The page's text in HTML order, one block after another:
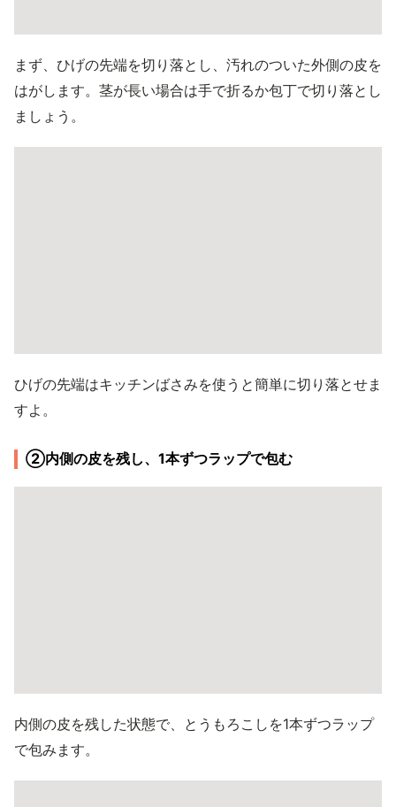
まず、ひげの先端を切り落とし、汚れのついた外側の皮を
はがします。茎が長い場合は手で折るか包丁で切り落とし
ましょう。
ひげの先端はキッチンばさみを使うと簡単に切り落とせま
すよ。
②内側の皮を残し、1本ずつラップで包む
内側の皮を残した状態で、とうもろこしを1本ずつラップ
で包みます。